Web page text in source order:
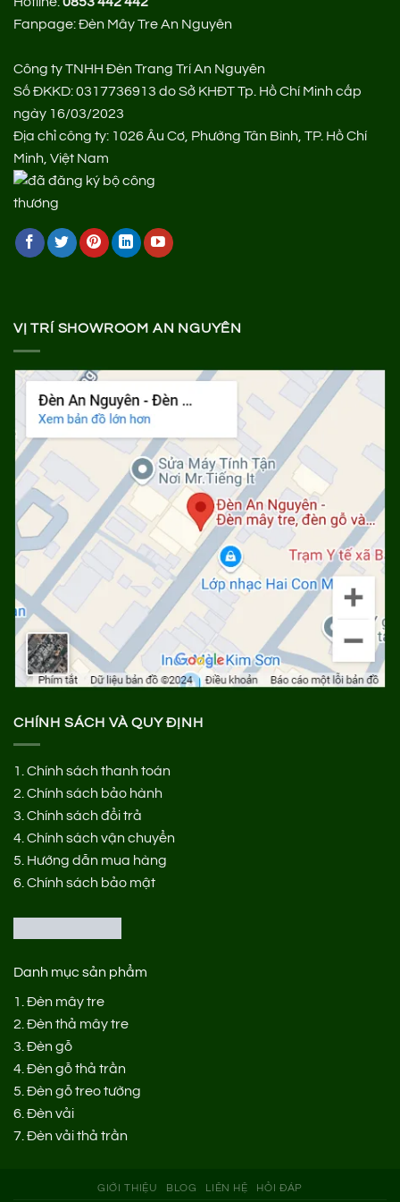
Fanpage:Đèn Mây Tre An Nguyên
Công ty TNHH Đèn Trang Trí An Nguyên
Số ĐKKD: 0317736913 do Sở KHĐT Tp. Hồ Chí Minh cấp
ngày 16/03/2023
Địa chỉ công ty: 1026 Âu Cơ, Phường Tân Bình, TP. Hồ Chí
Minh, Việt Nam
VỊ TRÍ SHOWROOM AN NGUYÊN
CHÍNH SÁCH VÀ QUY ĐỊNH
1.Chính sách thanh toán
2.Chính sách bảo hành
3.Chính sách đổi trả
4.Chính sách vận chuyển
5. Hướng dẫn mua hàng
6.Chính sách bảo mật
Danh mục sản phẩm
1.Đèn mây tre
2.Đèn thả mây tre
3.Đèn gỗ
4.Đèn gỗ thả trần
5.Đèn gỗ treo tường
6.Đèn vải
7.Đèn vải thả trần
GIỚI THIỆU BLOG LIÊN HỆ HỎI ĐÁP